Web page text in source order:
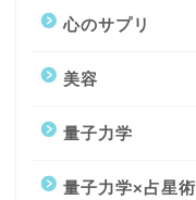
心のサプリ
美容
量子力学
量子力学×占星術